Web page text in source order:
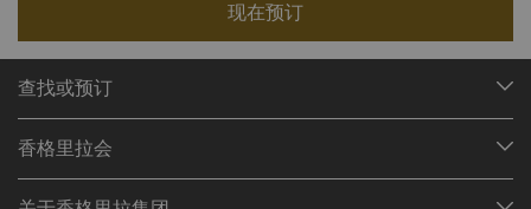
现在预订
查找或预订
查找预订
香格里拉会